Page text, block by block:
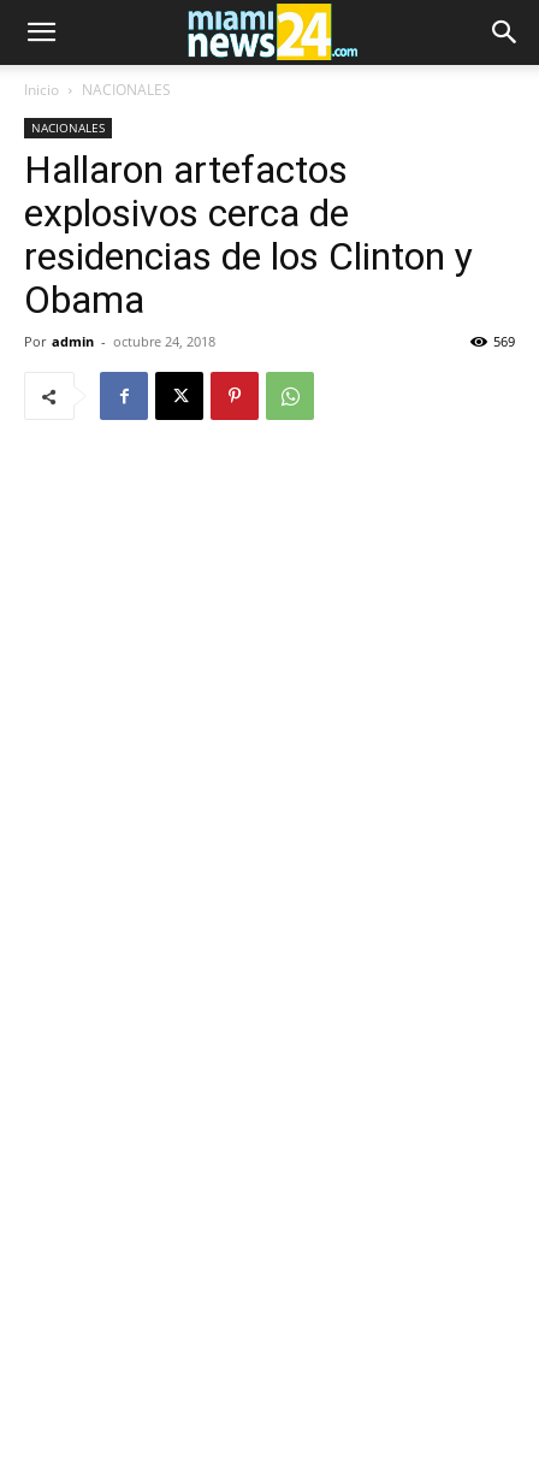
Inicio NACIONALES
NACIONALES
Hallaron artefactos
explosivos cerca de
residencias de los Clinton y
Obama
Por admin - octubre 24, 2018 569